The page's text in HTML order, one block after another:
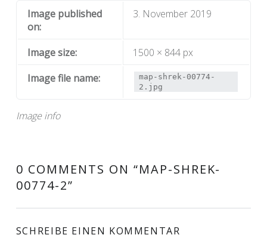
Image info
Image published
on:
3. November 2019
Image size:
1500 × 844 px
Image file name:
map-shrek-00774-
2.jpg
0 COMMENTS ON “MAP-SHREK-
00774-2”
SCHREIBE EINEN KOMMENTAR